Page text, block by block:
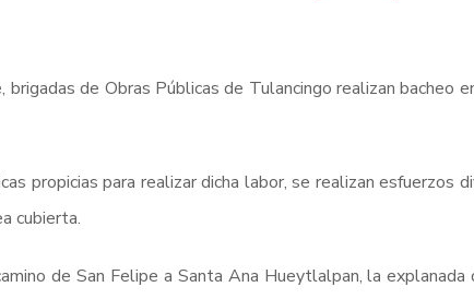
de Obras Públicas de Tulancingo realizan bacheo
propicias para realizar dicha labor, se realizan esfuerzos
cubierta.
de San Felipe a Santa Ana Hueytlalpan, la